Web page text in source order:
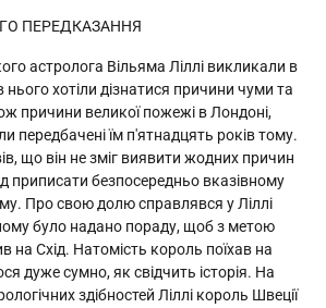
ПЕРЕДКАЗАННЯ
астролога Вільяма Ліллі викликали в
хотіли дізнатися причини чуми та
причини великої пожежі в Лондоні,
передбачені їм п'ятнадцять років тому.
що він не зміг виявити жодних причин
приписати безпосередньо вказівному
Про свою долю справлявся у Ліллі
було надано пораду, щоб з метою
на Схід. Натомість король поїхав на
дуже сумно, як свідчить історія. На
здібностей Ліллі король Швеції